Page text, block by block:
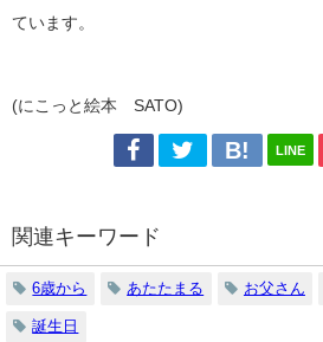
ています。
(にこっと絵本 SATO)
LINE
関連キーワード
6歳から あたたまる お父さん
誕生日